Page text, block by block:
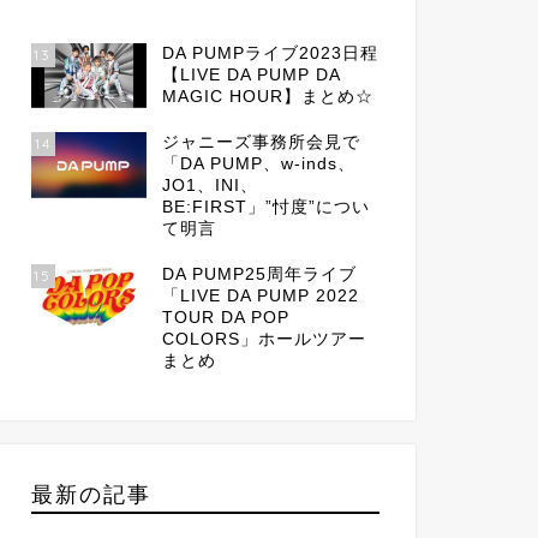
13
DA PUMPライブ2023日程
【LIVE DA PUMP DA
MAGIC HOUR】まとめ☆
14
ジャニーズ事務所会見で
「DA PUMP、w-inds、
JO1、INI、
BE:FIRST」”忖度”につい
て明言
15
DA PUMP25周年ライブ
「LIVE DA PUMP 2022
TOUR DA POP
COLORS」ホールツアー
まとめ
最新の記事